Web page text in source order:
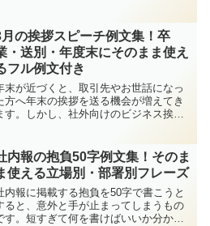
記事では、部活の先輩への卒業メッセ
ジをテーマに、短文から...
の挨拶スピーチ例文集！卒
・送別・年度末にそのまま使え
フル例文付き
末が近づくと、取引先やお世話になっ
方へ年末の挨拶を送る機会が増えてき
す。しかし、社外向けのビジネス挨拶
でしょうか。年末の挨拶は、決まった
がある一方で、相手との...
内報の抱負50字例文集！そのま
使える立場別・部署別フレーズ
内報に掲載する抱負を50字で書こうと
ると、意外と手が止まってしまうもの
す。短すぎて何を書けばいいか分から